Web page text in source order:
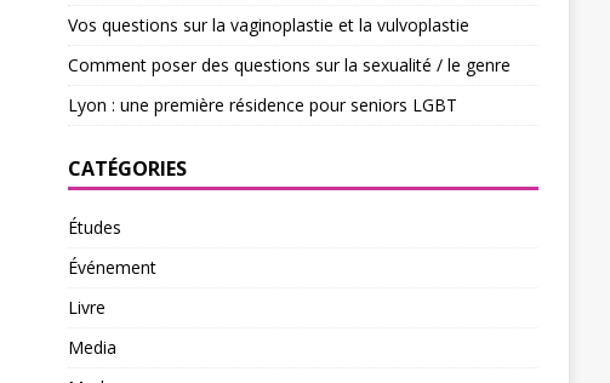
Vos questions sur la vaginoplastie et la vulvoplastie
Comment poser des questions sur la sexualité / le genre
Lyon : une première résidence pour seniors LGBT
CATÉGORIES
Études
Événement
Livre
Media